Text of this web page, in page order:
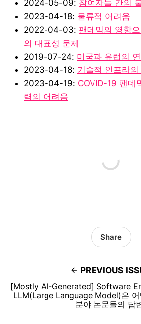
2024-05-09: 참여자들 간의
2023-04-18: 물류적 어려움
2022-04-03: 팬데믹의 영향
의 대표성 문제
2019-07-24: 미국과 유럽의
2023-04-18: 기술적 인프라의
2023-04-19: COVID-19 팬데
력의 어려움
PREVIOUS
[Mostly AI-Generated] Software
LLM(Large Language Model)은 어
분야 논문들의 답
Share